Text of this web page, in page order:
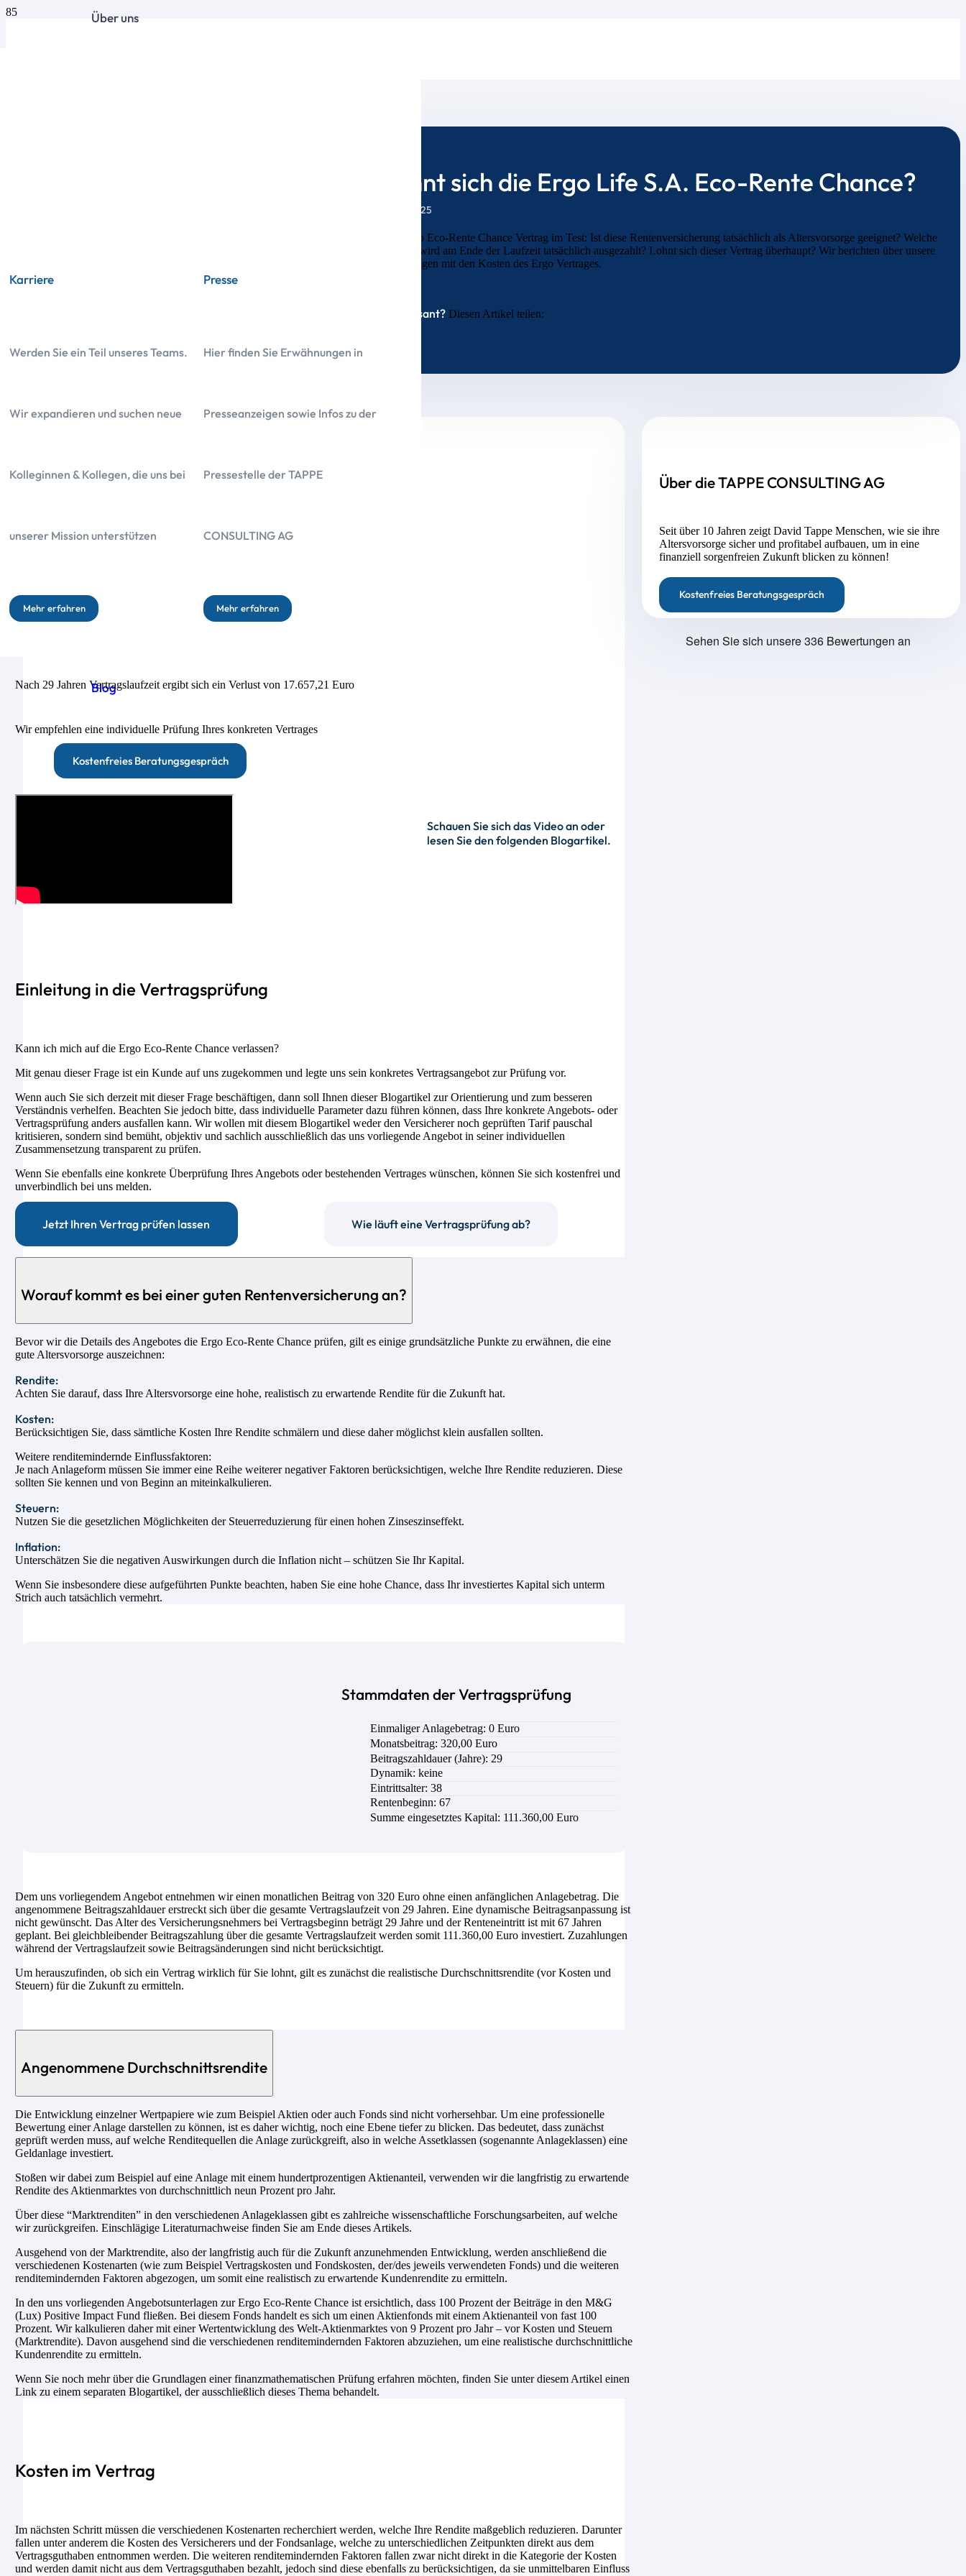
Über uns
Karriere
Werden Sie ein Teil unseres Teams.
Wir expandieren und suchen neue
Kolleginnen & Kollegen, die uns bei
unserer Mission unterstützen
Mehr erfahren
Presse
Hier finden Sie Erwähnungen in
Presseanzeigen sowie Infos zu der
Pressestelle der TAPPE
CONSULTING AG
Mehr erfahren
Blog
Kostenfreies Beratungsgespräch
Lohnt sich die Ergo Life S.A. Eco-Rente Chance?
9. Juli 2025
Der Ergo Eco-Rente Chance Vertrag im Test: Ist diese Rentenversicherung tatsächlich als Altersvorsorge geeignet? Welche
Summe wird am Ende der Laufzeit tatsächlich ausgezahlt? Lohnt sich dieser Vertrag überhaupt? Wir berichten über unsere
Erfahrungen mit den Kosten des Ergo Vertrages.
Interessant?Diesen Artikel teilen:
Die Gesamtbelastung der im Angebot hinterlegten Kapitalanlage beträgt 77.668,27 Euro
Nach 29 Jahren Vertragslaufzeit ergibt sich ein Verlust von 17.657,21 Euro
Wir empfehlen eine individuelle Prüfung Ihres konkreten Vertrages
Schauen Sie sich das Video an oder
lesen Sie den folgenden Blogartikel.
Einleitung in die Vertragsprüfung
Kann ich mich auf die Ergo Eco-Rente Chance verlassen?
Mit genau dieser Frage ist ein Kunde auf uns zugekommen und legte uns sein konkretes Vertragsangebot zur Prüfung vor.
Wenn auch Sie sich derzeit mit dieser Frage beschäftigen, dann soll Ihnen dieser Blogartikel zur Orientierung und zum besseren
Verständnis verhelfen. Beachten Sie jedoch bitte, dass individuelle Parameter dazu führen können, dass Ihre konkrete Angebots- oder
Vertragsprüfung anders ausfallen kann. Wir wollen mit diesem Blogartikel weder den Versicherer noch geprüften Tarif pauschal
kritisieren, sondern sind bemüht, objektiv und sachlich ausschließlich das uns vorliegende Angebot in seiner individuellen
Zusammensetzung transparent zu prüfen.
Wenn Sie ebenfalls eine konkrete Überprüfung Ihres Angebots oder bestehenden Vertrages wünschen, können Sie sich kostenfrei und
unverbindlich bei uns melden.
Jetzt Ihren Vertrag prüfen lassen Wie läuft eine Vertragsprüfung ab?
Worauf kommt es bei einer guten Rentenversicherung an?
Bevor wir die Details des Angebotes die Ergo Eco-Rente Chance prüfen, gilt es einige grundsätzliche Punkte zu erwähnen, die eine
gute Altersvorsorge auszeichnen:
Rendite:
Achten Sie darauf, dass Ihre Altersvorsorge eine hohe, realistisch zu erwartende Rendite für die Zukunft hat.
Kosten:
Berücksichtigen Sie, dass sämtliche Kosten Ihre Rendite schmälern und diese daher möglichst klein ausfallen sollten.
Weitere renditemindernde Einflussfaktoren:
Je nach Anlageform müssen Sie immer eine Reihe weiterer negativer Faktoren berücksichtigen, welche Ihre Rendite reduzieren. Diese
sollten Sie kennen und von Beginn an miteinkalkulieren.
Steuern:
Nutzen Sie die gesetzlichen Möglichkeiten der Steuerreduzierung für einen hohen Zinseszinseffekt.
Inflation:
Unterschätzen Sie die negativen Auswirkungen durch die Inflation nicht – schützen Sie Ihr Kapital.
Wenn Sie insbesondere diese aufgeführten Punkte beachten, haben Sie eine hohe Chance, dass Ihr investiertes Kapital sich unterm
Strich auch tatsächlich vermehrt.
Stammdaten der Vertragsprüfung
Einmaliger Anlagebetrag: 0 Euro
Monatsbeitrag: 320,00 Euro
Beitragszahldauer (Jahre): 29
Dynamik: keine
Eintrittsalter: 38
Rentenbeginn: 67
Summe eingesetztes Kapital: 111.360,00 Euro
Dem uns vorliegendem Angebot entnehmen wir einen monatlichen Beitrag von 320 Euro ohne einen anfänglichen Anlagebetrag. Die
angenommene Beitragszahldauer erstreckt sich über die gesamte Vertragslaufzeit von 29 Jahren. Eine dynamische Beitragsanpassung ist
nicht gewünscht. Das Alter des Versicherungsnehmers bei Vertragsbeginn beträgt 29 Jahre und der Renteneintritt ist mit 67 Jahren
geplant. Bei gleichbleibender Beitragszahlung über die gesamte Vertragslaufzeit werden somit 111.360,00 Euro investiert. Zuzahlungen
während der Vertragslaufzeit sowie Beitragsänderungen sind nicht berücksichtigt.
Um herauszufinden, ob sich ein Vertrag wirklich für Sie lohnt, gilt es zunächst die realistische Durchschnittsrendite (vor Kosten und
Steuern) für die Zukunft zu ermitteln.
Angenommene Durchschnittsrendite
Die Entwicklung einzelner Wertpapiere wie zum Beispiel Aktien oder auch Fonds sind nicht vorhersehbar. Um eine professionelle
Bewertung einer Anlage darstellen zu können, ist es daher wichtig, noch eine Ebene tiefer zu blicken. Das bedeutet, dass zunächst
geprüft werden muss, auf welche Renditequellen die Anlage zurückgreift, also in welche Assetklassen (sogenannte Anlageklassen) eine
Geldanlage investiert.
Stoßen wir dabei zum Beispiel auf eine Anlage mit einem hundertprozentigen Aktienanteil, verwenden wir die langfristig zu erwartende
Rendite des Aktienmarktes von durchschnittlich neun Prozent pro Jahr.
Über diese “Marktrenditen” in den verschiedenen Anlageklassen gibt es zahlreiche wissenschaftliche Forschungsarbeiten, auf welche
wir zurückgreifen. Einschlägige Literaturnachweise finden Sie am Ende dieses Artikels.
Ausgehend von der Marktrendite, also der langfristig auch für die Zukunft anzunehmenden Entwicklung, werden anschließend die
verschiedenen Kostenarten (wie zum Beispiel Vertragskosten und Fondskosten, der/des jeweils verwendeten Fonds) und die weiteren
renditemindernden Faktoren abgezogen, um somit eine realistisch zu erwartende Kundenrendite zu ermitteln.
In den uns vorliegenden Angebotsunterlagen zur Ergo Eco-Rente Chance ist ersichtlich, dass 100 Prozent der Beiträge in den M&G
(Lux) Positive Impact Fund fließen. Bei diesem Fonds handelt es sich um einen Aktienfonds mit einem Aktienanteil von fast 100
Prozent. Wir kalkulieren daher mit einer Wertentwicklung des Welt-Aktienmarktes von 9 Prozent pro Jahr – vor Kosten und Steuern
(Marktrendite). Davon ausgehend sind die verschiedenen renditemindernden Faktoren abzuziehen, um eine realistische durchschnittliche
Kundenrendite zu ermitteln.
Wenn Sie noch mehr über die Grundlagen einer finanzmathematischen Prüfung erfahren möchten, finden Sie unter diesem Artikel einen
Link zu einem separaten Blogartikel, der ausschließlich dieses Thema behandelt.
Kosten im Vertrag
Im nächsten Schritt müssen die verschiedenen Kostenarten recherchiert werden, welche Ihre Rendite maßgeblich reduzieren. Darunter
fallen unter anderem die Kosten des Versicherers und der Fondsanlage, welche zu unterschiedlichen Zeitpunkten direkt aus dem
Vertragsguthaben entnommen werden. Die weiteren renditemindernden Faktoren fallen zwar nicht direkt in die Kategorie der Kosten
und werden damit nicht aus dem Vertragsguthaben bezahlt, jedoch sind diese ebenfalls zu berücksichtigen, da sie unmittelbaren Einfluss
Über die TAPPE CONSULTING AG
Seit über 10 Jahren zeigt David Tappe Menschen, wie sie ihre
Altersvorsorge sicher und profitabel aufbauen, um in eine
finanziell sorgenfreien Zukunft blicken zu können!
Kostenfreies Beratungsgespräch